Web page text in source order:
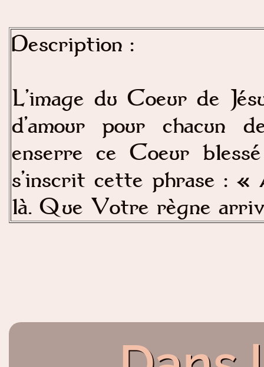
Description :
L’image du Coeur de
d’amour pour chacun
enserre ce Coeur
s’inscrit cette phrase :
là. Que Votre règne